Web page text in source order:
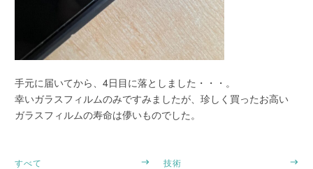
手元に届いてから、4日目に落としました・・・。
幸いガラスフィルムのみですみましたが、珍しく買ったお高い
ガラスフィルムの寿命は儚いものでした。
すべて 技術